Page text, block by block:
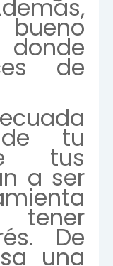
de
de tu
tus
a ser
tener
De
una